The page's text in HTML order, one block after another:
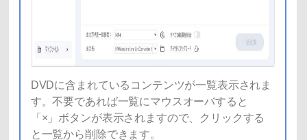
DVDに含まれているコンテンツが一覧表示されま
す。不要であれば一覧にマウスオーバすると
「×」ボタンが表示されますので、クリックする
と一覧から削除できます。